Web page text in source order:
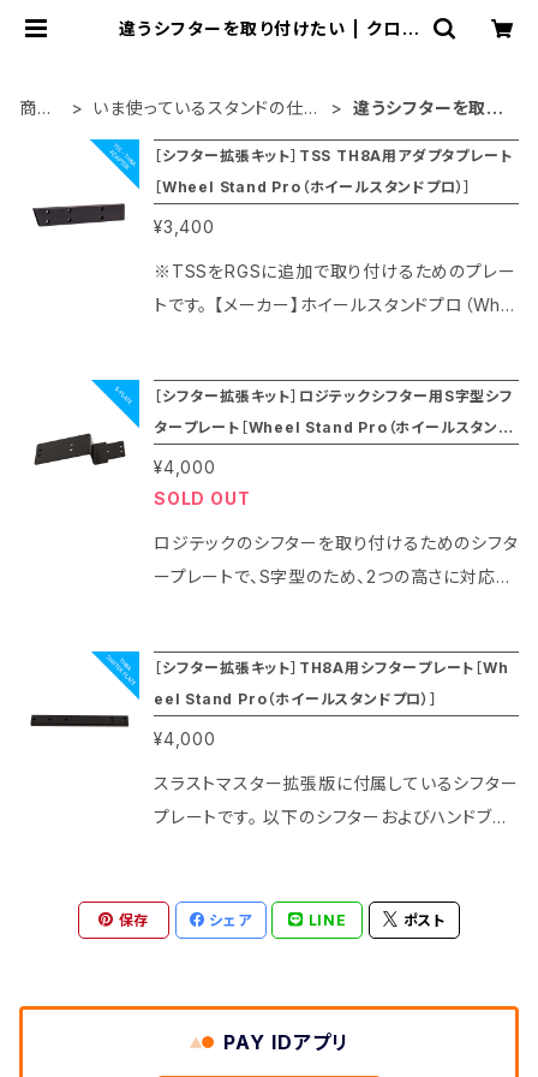
違うシフターを取り付けたい | クロワ
商品
いま使っているスタンドの仕様
違うシフターを取り
［シフター拡張キット］TSS TH8A用アダプタプレート
［Wheel Stand Pro（ホイールスタンドプロ）］
¥3,400
※TSSをRGSに追加で取り付けるためのプレー
トです。 【メーカー】ホイールスタンドプロ（Whe
Ex9IfXAbo
［シフター拡張キット］ロジテックシフター用S字型シフ
タープレート［Wheel Stand Pro（ホイールスタンド
プロ）］
¥4,000
SOLD OUT
ロジテックのシフターを取り付けるためのシフタ
ープレートで、S字型のため、2つの高さに対応で
本品はスタンドのアップグレードキットです。ステ
アリングコントローラ、ペダル、スタンド本体は別
売です。ご注意ください。 ※特殊な部品のため一
週間程度ご送付にお時間をいただいております。
［シフター拡張キット］TH8A用シフタープレート［Wh
eel Stand Pro（ホイールスタンドプロ）］
¥4,000
スラストマスター拡張版に付属しているシフター
プレートです。 以下のシフターおよびハンドブレ
ed) • Thrustmaster TSS Handbrake (har
殊な部品のため一週間程度ご送付にお時間をい
保存 シェア LINE ポスト
PAY IDアプリ